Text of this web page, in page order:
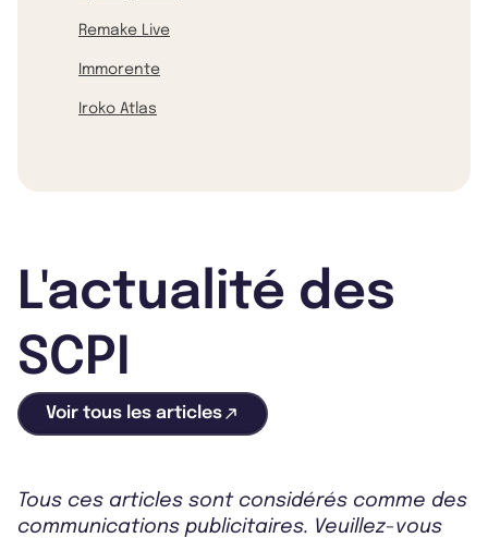
Remake Live
Immorente
Iroko Atlas
L'actualité des
SCPI
Voir tous les articles
Tous ces articles sont considérés comme des
communications publicitaires. Veuillez-vous